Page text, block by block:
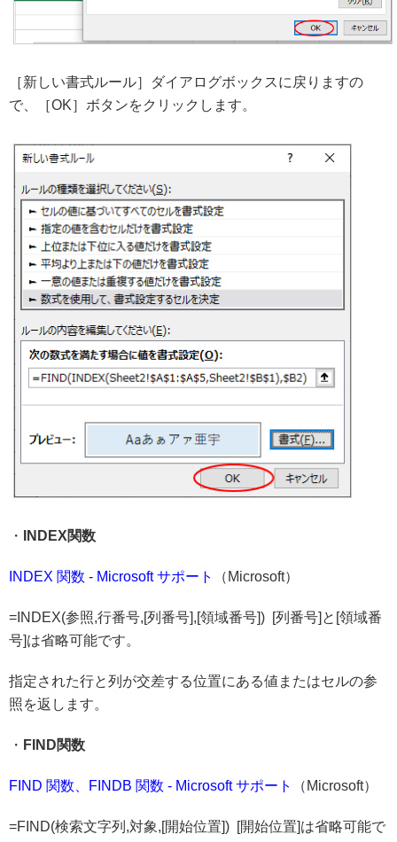
［新しい書式ルール］ダイアログボックスに戻りますの
で、［OK］ボタンをクリックします。
・ INDEX関数
INDEX 関数 - Microsoft サポート （Microsoft）
=INDEX(参照,行番号,[列番号],[領域番号]) [列番号]と[領域番
号]は省略可能です。
指定された行と列が交差する位置にある値またはセルの参
照を返します。
・ FIND関数
FIND 関数、FINDB 関数 - Microsoft サポート （Microsoft）
=FIND(検索文字列,対象,[開始位置]) [開始位置]は省略可能で